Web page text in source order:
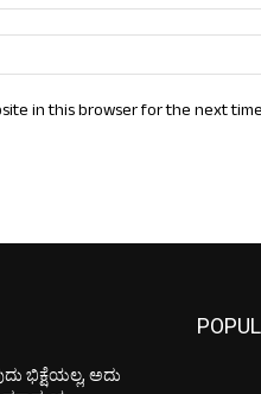
in this browser for the next
ಭಿಕ್ಷೆಯಲ್ಲ, ಅದು